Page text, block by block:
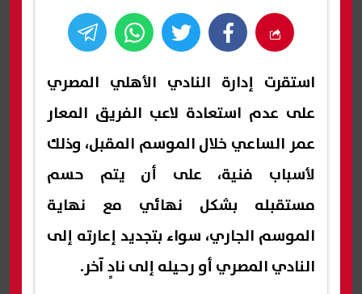
استقرت إدارة النادي الأهلي المصري
على عدم استعادة لاعب الفريق المعار
عمر الساعي خلال الموسم المقبل، وذلك
لأسباب فنية، على أن يتم حسم
مستقبله بشكل نهائي مع نهاية
الموسم الجاري، سواء بتجديد إعارته إلى
النادي المصري أو رحيله إلى نادٍ آخر.